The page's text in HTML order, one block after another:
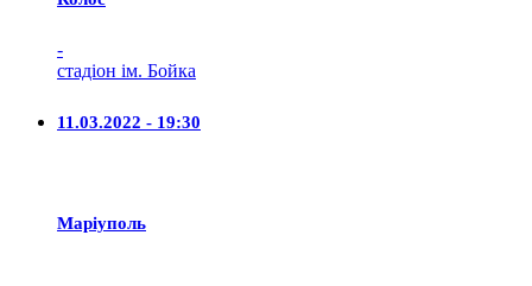
-
стадіон ім. Бойка
11.03.2022 - 19:30
Маріуполь